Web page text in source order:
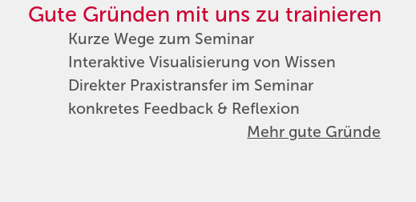
Gute Gründen mit uns zu trainieren
Kurze Wege zum Seminar
Interaktive Visualisierung von Wissen
Direkter Praxistransfer im Seminar
konkretes Feedback & Reflexion
Mehr gute Gründe